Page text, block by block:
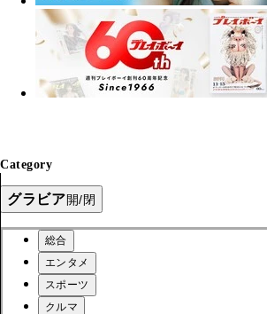
Category
グラビア開/閉
総合
エンタメ
スポーツ
クルマ